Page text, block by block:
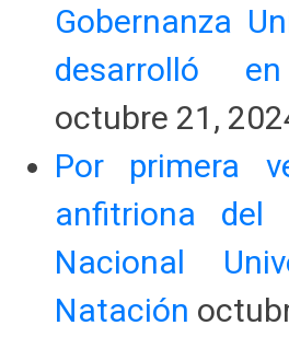
Gobernanza
desarrolló
octubre 21,
Por primera
anfitriona del
Nacional
Natación